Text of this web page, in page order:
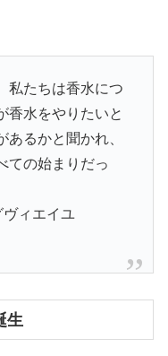
私たちは香水につ
香水をやりたいと
るかと聞かれ、
ての始まりだっ
ィエイユ
生